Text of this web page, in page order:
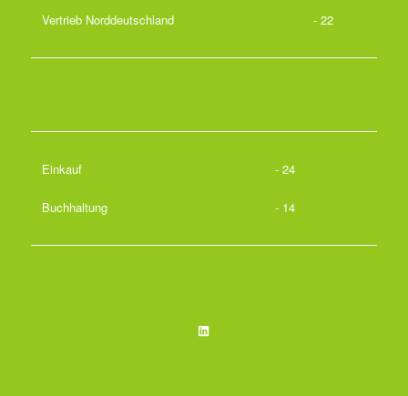
Vertrieb Norddeutschland - 22
Einkauf - 24
Buchhaltung - 14
LinkedIn